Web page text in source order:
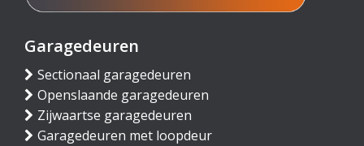
Garagedeuren
Sectionaal garagedeuren
Openslaande garagedeuren
Zijwaartse garagedeuren
Garagedeuren met loopdeur